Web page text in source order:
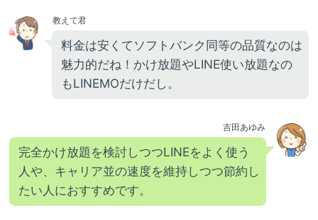
教えて君
料金は安くてソフトバンク同等の品質なのは
魅力的だね！かけ放題やLINE使い放題なの
もLINEMOだけだし。
吉田あゆみ
完全かけ放題を検討しつつLINEをよく使う
人や、キャリア並の速度を維持しつつ節約し
たい人におすすめです。